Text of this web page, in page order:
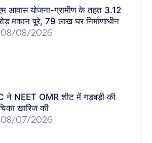
आवास योजना-ग्रामीण के तहत 3.12
मकान पूरे, 79 लाख घर निर्माणाधीन
08/08/2026
ने NEET OMR शीट में गड़बड़ी की
खारिज की
08/07/2026